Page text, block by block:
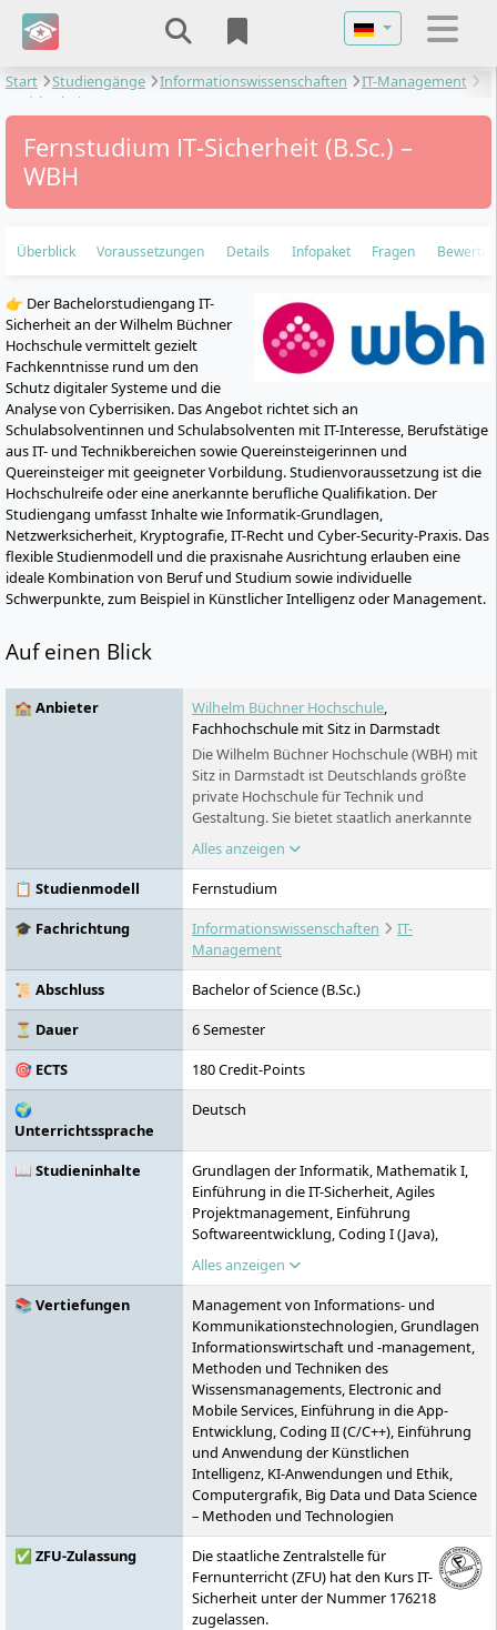
Sprache
Start Studiengänge Informationswissenschaften
IT-Management
IT-Sicherheit
Fernstudium IT-Sicherheit (B.Sc.) –
WBH
Überblick Voraussetzungen Details Infopaket Fragen
👉 Der Bachelorstudiengang IT-
Sicherheit an der Wilhelm Büchner
Hochschule vermittelt gezielt
Fachkenntnisse rund um den
Schutz digitaler Systeme und die
Analyse von Cyberrisiken. Das Angebot richtet sich an
Schulabsolventinnen und Schulabsolventen mit IT-Interesse, Berufstätige
aus IT- und Technikbereichen sowie Quereinsteigerinnen und
Quereinsteiger mit geeigneter Vorbildung. Studienvoraussetzung ist die
Hochschulreife oder eine anerkannte berufliche Qualifikation. Der
Studiengang umfasst Inhalte wie Informatik-Grundlagen,
Netzwerksicherheit, Kryptografie, IT-Recht und Cyber-Security-Praxis. Das
flexible Studienmodell und die praxisnahe Ausrichtung erlauben eine
ideale Kombination von Beruf und Studium sowie individuelle
Schwerpunkte, zum Beispiel in Künstlicher Intelligenz oder Management.
Auf einen Blick
🏫 Anbieter Wilhelm Büchner Hochschule,
Fachhochschule mit Sitz in Darmstadt
Die Wilhelm Büchner Hochschule (WBH) mit
Sitz in Darmstadt ist Deutschlands größte
private Hochschule für Technik und
Gestaltung. Sie bietet staatlich anerkannte
und akkreditierte Fernstudiengänge für
Berufstätige in den Bereichen Technik,
Informatik, Design,
Die Hochschule ist systemakkreditiert, stark
praxisorientiert und engagiert sich für
Nachhaltigkeit, Diversität und
gesellschaftliche Verantwortung.
Alles anzeigen
📋 Studienmodell
Fernstudium
🎓 Fachrichtung
Informationswissenschaften
IT-
Management
📜 Abschluss
Bachelor of Science (B.Sc.)
⏳ Dauer
6 Semester
🎯 ECTS
180 Credit-Points
🌍
Unterrichtssprache
Deutsch
📖 Studieninhalte
Grundlagen der Informatik, Mathematik I,
Einführung in die IT-Sicherheit, Agiles
Projektmanagement, Einführung
Softwareentwicklung, Coding I (Java),
Betriebssysteme und Rechnerarchitektur,
Software Engineering, Kryptografie,
Betriebswirtschaftslehre, Datenbanken,
Netzwerke, Theoretische Informatik,
Sicherheit von Informationen und
Anwendungen, IT-Management und Recht,
Web Development, Verteilte Systeme,
Sicherheit von Systemen,
Wahlpflichtmodul, Berufspraktische Phase,
Sicherheit von Netzwerken,
Kommunikation und Führung,
Projektarbeit, IT-Sicherheit-Management,
Cyber-Sicherheit mit Labor, Bachelorarbeit
Alles anzeigen
📚 Vertiefungen
Management von Informations- und
Kommunikationstechnologien, Grundlagen
Informationswirtschaft und -management,
Methoden und Techniken des
Wissensmanagements, Electronic and
Mobile Services, Einführung in die App-
Entwicklung, Coding II (C/C++), Einführung
und Anwendung der Künstlichen
Intelligenz, KI-Anwendungen und Ethik,
Computergrafik, Big Data und Data Science
– Methoden und Technologien
✅ ZFU-Zulassung
Die staatliche Zentralstelle für
Fernunterricht (ZFU) hat den Kurs IT-
Sicherheit unter der Nummer 176218
zugelassen.